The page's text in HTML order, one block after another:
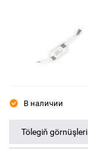
В наличии
Tölegiň görnüşleri